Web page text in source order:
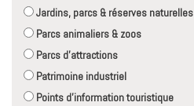
Jardins, parcs & réserves naturelles
Parcs animaliers & zoos
Parcs d'attractions
Patrimoine industriel
Points d'information touristique